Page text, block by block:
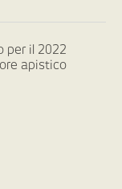
per il 2022
apistico